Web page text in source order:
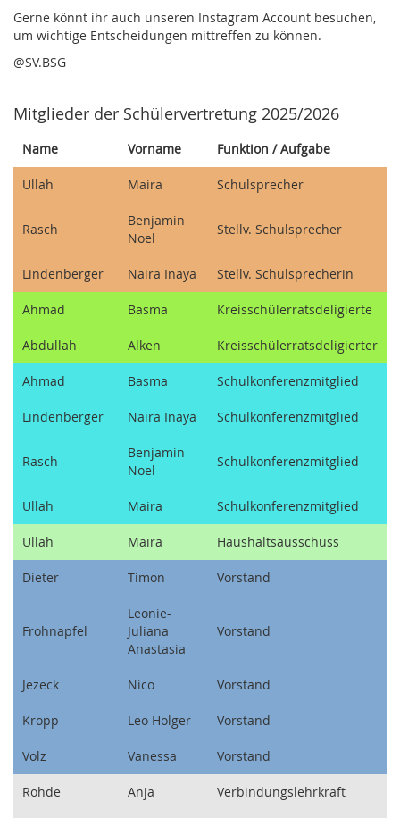
Gerne könnt ihr auch unseren Instagram Account besuchen,
um wichtige Entscheidungen mittreffen zu können.
@SV.BSG
Mitglieder der Schülervertretung 2025/2026
Name Vorname Funktion / Aufgabe
Ullah Maira Schulsprecher
Rasch
Benjamin
Noel
Stellv. Schulsprecher
Lindenberger Naira Inaya Stellv. Schulsprecherin
Ahmad Basma Kreisschülerratsdeligierte
Abdullah Alken Kreisschülerratsdeligierter
Ahmad Basma Schulkonferenzmitglied
Lindenberger Naira Inaya Schulkonferenzmitglied
Rasch
Benjamin
Noel
Schulkonferenzmitglied
Ullah Maira Schulkonferenzmitglied
Ullah Maira Haushaltsausschuss
Dieter Timon Vorstand
Frohnapfel
Leonie-
Juliana
Anastasia
Vorstand
Jezeck Nico Vorstand
Kropp Leo Holger Vorstand
Volz Vanessa Vorstand
Rohde Anja Verbindungslehrkraft